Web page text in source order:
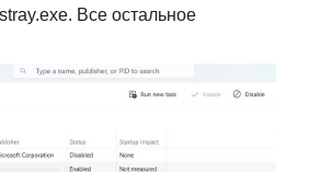
Все остальное